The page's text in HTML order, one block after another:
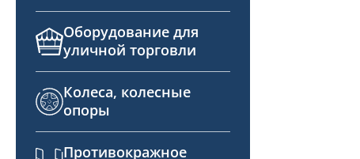
Оборудование для
уличной торговли
Колеса, колесные
опоры
Противокражное